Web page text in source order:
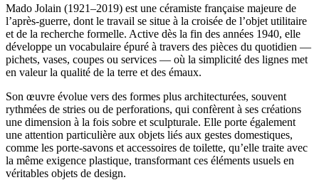
Mado Jolain (1921–2019) est une céramiste française majeure de
l’après-guerre, dont le travail se situe à la croisée de l’objet utilitaire
et de la recherche formelle. Active dès la fin des années 1940, elle
développe un vocabulaire épuré à travers des pièces du quotidien —
pichets, vases, coupes ou services — où la simplicité des lignes met
en valeur la qualité de la terre et des émaux.
Son œuvre évolue vers des formes plus architecturées, souvent
rythmées de stries ou de perforations, qui confèrent à ses créations
une dimension à la fois sobre et sculpturale. Elle porte également
une attention particulière aux objets liés aux gestes domestiques,
comme les porte-savons et accessoires de toilette, qu’elle traite avec
la même exigence plastique, transformant ces éléments usuels en
véritables objets de design.